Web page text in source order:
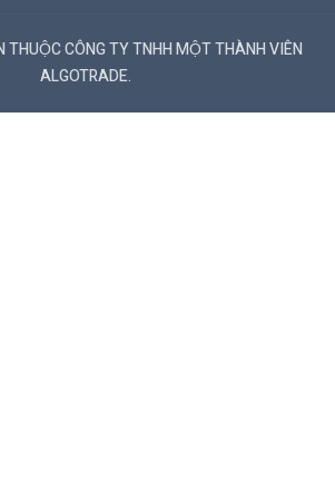
CÔNG TY TNHH MỘT THÀNH VIÊN
ALGOTRADE.